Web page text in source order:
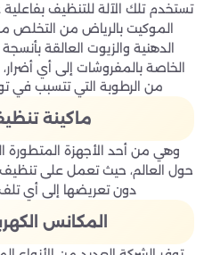
تستخدم تلك الآلة للتنظيف
الموكيت بالرياض من التخلص
الدهنية والزيوت العالقة
الخاصة بالمفروشات إلى أي
من الرطوبة التي تتسبب في
ماكينة
وهي من أحد الأجهزة
حول العالم، حيث تعمل على تنظيف
دون تعريضها إلى أي
المكانس